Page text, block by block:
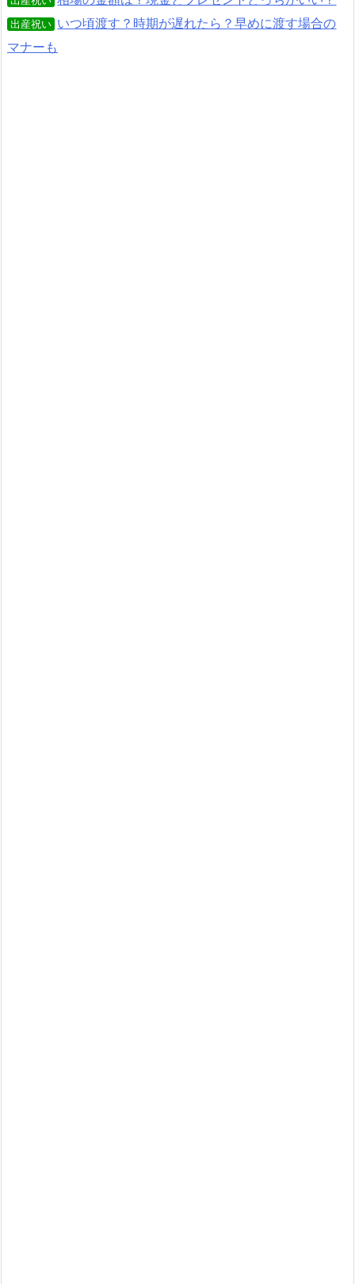
出産祝い いつ頃渡す？時期が遅れたら？早めに渡す場合の
マナーも